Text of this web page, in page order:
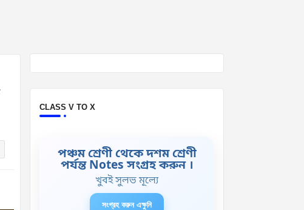
CLASS V TO X
পঞ্চম শ্রেণী থেকে দশম শ্রেণী
পর্যন্ত Notes সংগ্রহ করুন ।
খুবই সুলভ মূল্যে
সংগ্রহ করুন এক্ষুনি